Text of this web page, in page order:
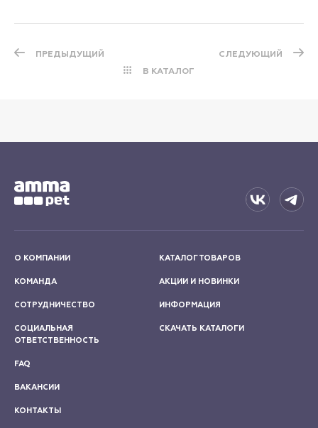
ПРЕДЫДУЩИЙ
В КАТАЛОГ
СЛЕДУЮЩИЙ
О КОМПАНИИ
КОМАНДА
СОТРУДНИЧЕСТВО
СОЦИАЛЬНАЯ
ОТВЕТСТВЕННОСТЬ
КАТАЛОГ ТОВАРОВ
АКЦИИ И НОВИНКИ
ИНФОРМАЦИЯ
СКАЧАТЬ КАТАЛОГИ
FAQ
ВАКАНСИИ
КОНТАКТЫ